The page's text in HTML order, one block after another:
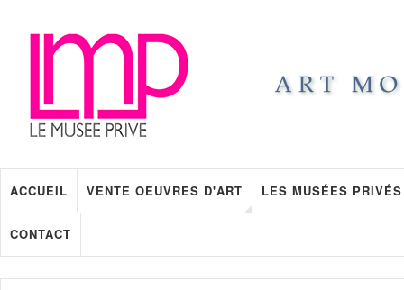
ACCUEIL VENTE OEUVRES D'ART LES MUSÉES PRIVÉS
CONTACT